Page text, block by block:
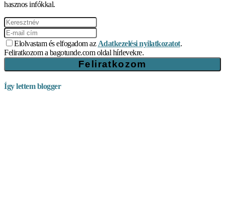
hasznos infókkal.
Elolvastam és elfogadom az Adatkezelési nyilatkozatot.
Feliratkozom a bagotunde.com oldal hírlevekre.
Így lettem blogger